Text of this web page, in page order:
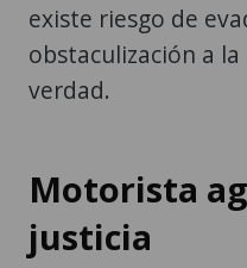
existe riesgo de
obstaculización a
verdad.
Motorista
justicia